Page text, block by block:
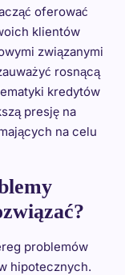
oferować
klientów
związanymi
rosnącą
kredytów
presję na
na celu
problemów
hipotecznych.